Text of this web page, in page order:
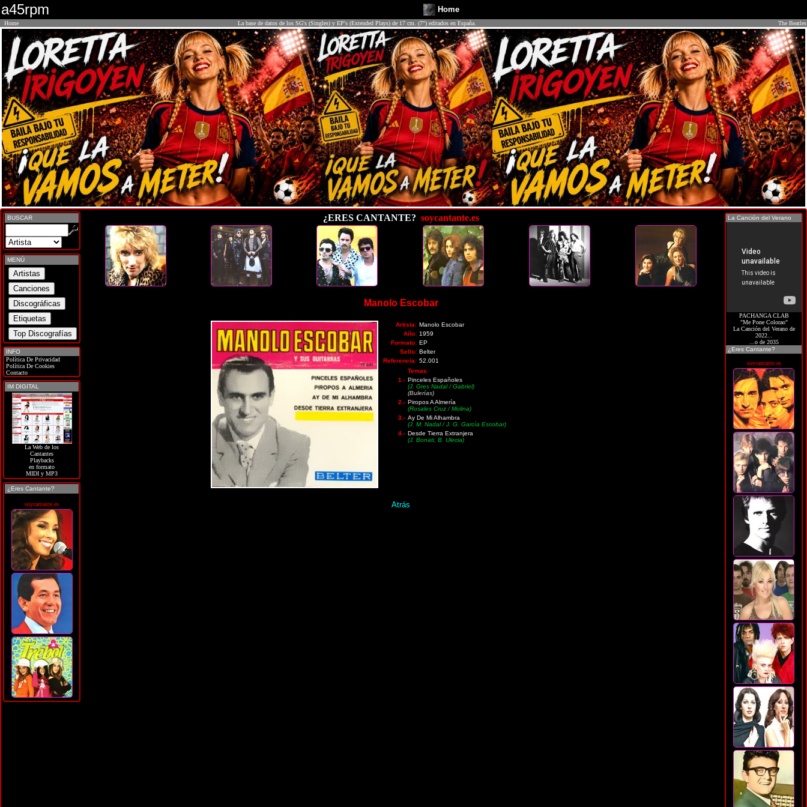
a45rpm Home
Home La base de datos de los SG's (Singles) y EP's (Extended Plays) de 17 cm. (7") editados en España. The Beatles
BUSCAR
MENÚ
INFO
Política De Privacidad
Política De Cookies
Contacto
IM DIGITAL
La Web de los
Cantantes
Playbacks
en formato
MIDI y MP3
¿Eres Cantante?
soycantante.es
¿ERES CANTANTE? soycantante.es
Manolo Escobar
Artista: Manolo Escobar
Año: 1959
Formato: EP
Sello: Belter
Referencia: 52.001
Temas:
1.- Pinceles Españoles
(J. Gres Nadal / Gabriel)
(Bulerías)
2.- Piropos A Almería
(Rosales Cruz / Molina)
3.- Ay De Mi Alhambra
(J. M. Nadal / J. G. García Escobar)
4.- Desde Tierra Extranjera
(J. Bonati, B. Ulecia)
Atrás
La Canción del Verano
PACHANGA CLAB
"Me Pone Colorao"
La Canción del Verano de
2022...
...o de 2035
¿Eres Cantante?
soycantante.es